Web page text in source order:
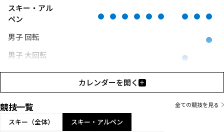
スキー・アル
ペン
男子 回転
男子 大回転
男子 滑降
男子 スーパー
G
女子 回転
カレンダーを開く
競技一覧 全ての競技を見る
スキー（全体）
スキー・アルペン